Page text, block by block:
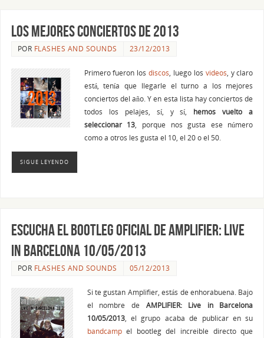
Los mejores conciertos de 2013
POR FLASHES AND SOUNDS 23/12/2013
Primero fueron losdiscos , luego los videos , y claro
está, tenía que llegarle el turno a los mejores
conciertos del año. Y en esta lista hay conciertos de
todos los pelajes, sí, y sí, hemos vuelto a
seleccionar 13 , porque nos gusta ese número
como a otros les gusta el 10, el 20 o el 50.
SIGUE LEYENDO
Escucha el bootleg oficial de AMPLIFIER: Live
in Barcelona 10/05/2013
POR FLASHES AND SOUNDS 05/12/2013
Si te gustan Amplifier, estás de enhorabuena. Bajo
el nombre de AMPLIFIER: Live in Barcelona
10/05/2013, el grupo acaba de publicar en su
bandcampel bootleg del increible directo que